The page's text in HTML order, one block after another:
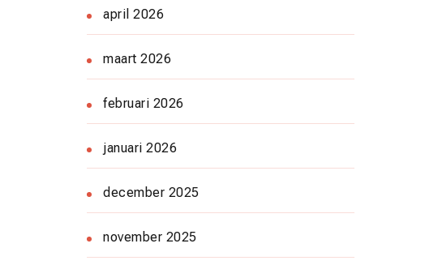
april 2026
maart 2026
februari 2026
januari 2026
december 2025
november 2025